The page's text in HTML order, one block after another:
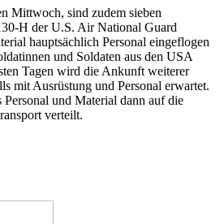
Mittwoch, sind zudem sieben
H der U.S. Air National Guard
hauptsächlich Personal eingeflogen
und Soldaten aus den USA
Tagen wird die Ankunft weiterer
mit Ausrüstung und Personal erwartet.
und Material dann auf die
verteilt.